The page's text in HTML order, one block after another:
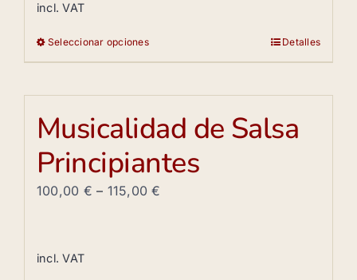
incl. VAT
Seleccionar opcionesEste
producto
variantes.
Las
opciones
se
Detalles
Musicalidad de Salsa
Principiantes
100,00 € – 115,00€
incl. VAT